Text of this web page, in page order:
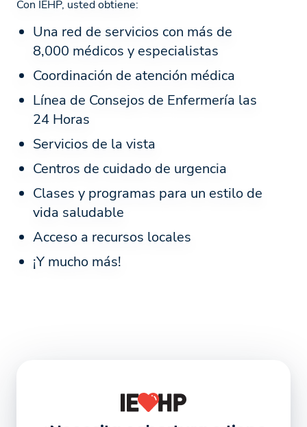
Con IEHP, usted obtiene:
Una red de servicios con más de
8,000 médicos y especialistas
Coordinación de atención médica
Línea de Consejos de Enfermería las
24 Horas
Servicios de la vista
Centros de cuidado de urgencia
Clases y programas para un estilo de
vida saludable
Acceso a recursos locales
¡Y mucho más!